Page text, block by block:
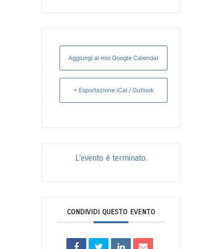
Aggiungi al mio Google Calendar
+ Esportazione iCal / Outlook
L'evento è terminato.
CONDIVIDI QUESTO EVENTO